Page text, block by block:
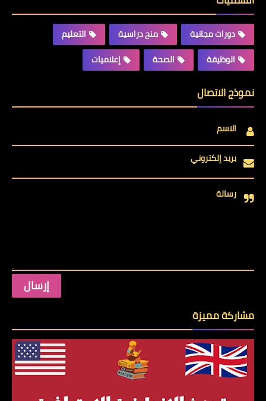
دورات مجانية منح دراسية
التعليم
الوظيفة
الصحة إعلاميات
نموذج الاتصال
الاسم
بريد إلكتروني
رسالة
مشاركة مميزة